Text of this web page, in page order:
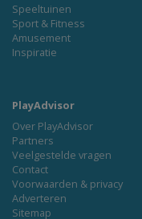
Speeltuinen
Sport & Fitness
Amusement
Inspiratie
PlayAdvisor
Over PlayAdvisor
Partners
Veelgestelde vragen
Contact
Voorwaarden & privacy
Adverteren
Sitemap